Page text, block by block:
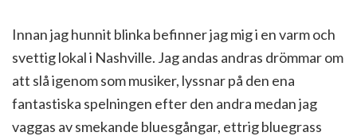
Innan jag hunnit blinka befinner jag mig i en varm och
svettig lokal i Nashville. Jag andas andras drömmar om
att slå igenom som musiker, lyssnar på den ena
fantastiska spelningen efter den andra medan jag
vaggas av smekande bluesgångar, ettrig bluegrass